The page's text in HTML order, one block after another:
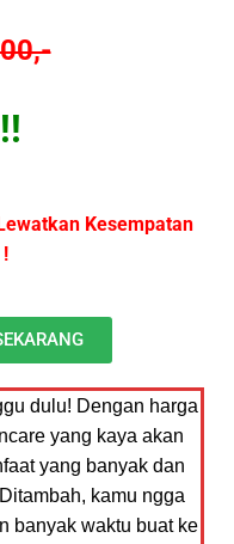
Kesempatan
dulu! Dengan harga
yang kaya akan
yang banyak dan
kamu ngga
banyak waktu buat ke